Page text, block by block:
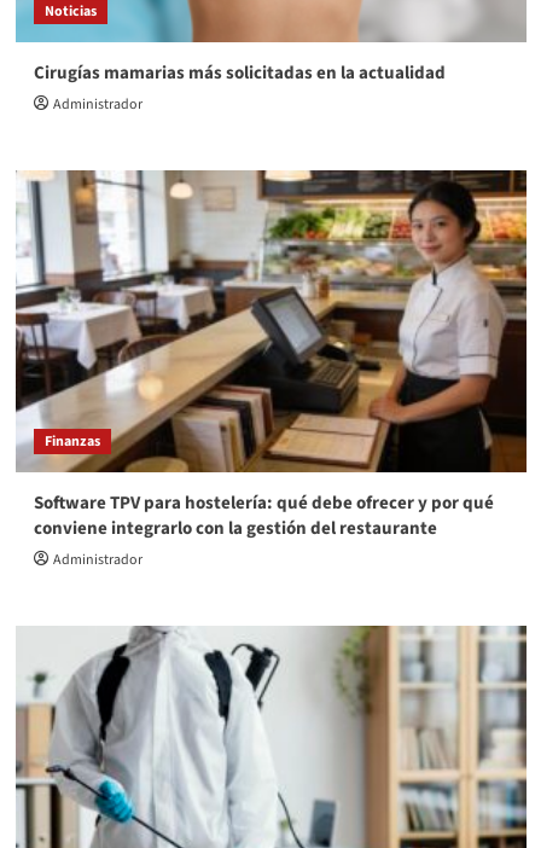
Noticias
Cirugías mamarias más solicitadas en la actualidad
Administrador
Finanzas
Software TPV para hostelería: qué debe ofrecer y por qué
conviene integrarlo con la gestión del restaurante
Administrador